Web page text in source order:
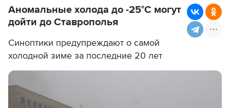
Аномальные холода до -25°С могут
дойти до Ставрополья
Синоптики предупреждают о самой
холодной зиме за последние 20 лет